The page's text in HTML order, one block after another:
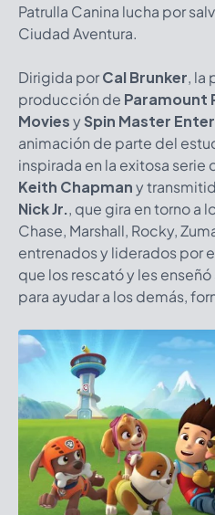
Patrulla Canina lucha por
Ciudad Aventura.
Dirigida porCal Brunker, la
producción de Paramount
MoviesySpin Master
animación de parte del
inspirada en la exitosa
Keith Chapmany
Nick Jr., que gira en torno a
Chase, Marshall, Rocky,
entrenados y liderados por
que los rescató y les
para ayudar a los demás,